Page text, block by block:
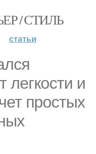
/ СТИЛЬ
статьи
легкости и
простых